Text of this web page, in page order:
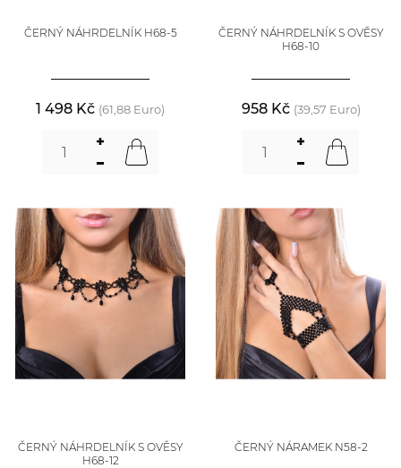
ČERNÝ NÁHRDELNÍK H68-5
1 498 Kč (61,88 Euro)
ČERNÝ NÁHRDELNÍK S OVĚSY
H68-10
958 Kč (39,57 Euro)
ČERNÝ NÁHRDELNÍK S OVĚSY
H68-12
ČERNÝ NÁRAMEK N58-2